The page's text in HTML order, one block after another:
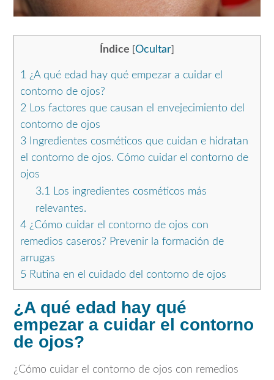
Índice Ocultar
1 ¿A qué edad hay qué empezar a cuidar el
contorno de ojos?
2 Los factores que causan el envejecimiento del
contorno de ojos
3 Ingredientes cosméticos que cuidan e hidratan
el contorno de ojos. Cómo cuidar el contorno de
ojos
3.1 Los ingredientes cosméticos más
relevantes.
4 ¿Cómo cuidar el contorno de ojos con
remedios caseros? Prevenir la formación de
arrugas
5 Rutina en el cuidado del contorno de ojos
¿A qué edad hay qué
empezar a cuidar el contorno
de ojos?
¿Cómo cuidar el contorno de ojos con remedios